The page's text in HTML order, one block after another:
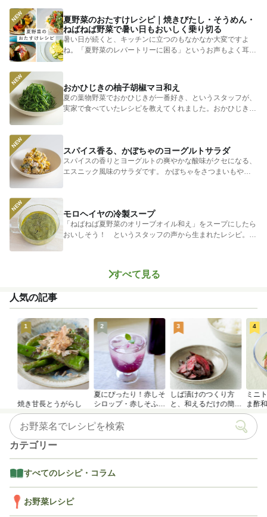
夏野菜のおたすけレシピ｜焼きびたし・そうめん・
ねばねば野菜で暑い日もおいしく乗り切る
暑い日が続くと、キッチンに立つのもなかなか大変ですよ
ね。「夏野菜のレパートリーに困る」というお声もよく耳に
します。 そ...
おかひじきの柚子胡椒マヨ和え
夏の葉物野菜でおかひじきが一番好き、というスタッフが、
実家で食べていたレシピを教えてくれました。おかひじきの
スパイス香る、かぼちゃのヨーグルトサラダ
スパイスの香りとヨーグルトの爽やかな酸味がクセになる、
エスニック風味のサラダです。 かぼちゃをさつまいもやじ
モロヘイヤの冷製スープ
「ねばねば夏野菜のオリーブオイル和え」をスープにしたら
おいしそう！ というスタッフの声から生まれたレシピ。つ
すべて見る
人気の記事
1
焼き甘長とうがらし
2
夏にぴったり！赤しそ
シロップ・赤しそふり
かけのつくり方
3
しば漬けのつくり方
と、和えるだけの簡単
アレンジレシピ
4
ミニ
ま酢
カテゴリー
すべてのレシピ・コラム
お野菜レシピ